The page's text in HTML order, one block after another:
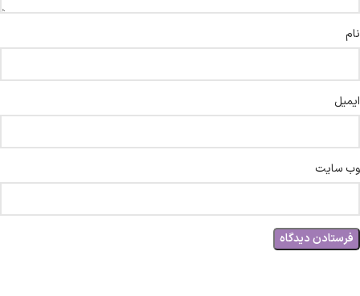
نام
ایمیل
وب‌ سایت